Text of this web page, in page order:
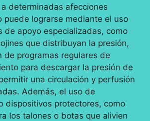
determinadas afecciones
puede lograrse mediante el uso
de apoyo especializadas, como
que distribuyan la presión,
de programas regulares de
para descargar la presión de
una circulación y perfusión
Además, el uso de
dispositivos protectores, como
los talones o botas que alivien